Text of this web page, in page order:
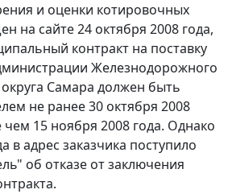
и оценки котировочных
на сайте 24 октября 2008 года,
контракт на поставку
Железнодорожного
Самара должен быть
не ранее 30 октября 2008
чем 15 ноября 2008 года. Однако
в адрес заказчика поступило
об отказе от заключения